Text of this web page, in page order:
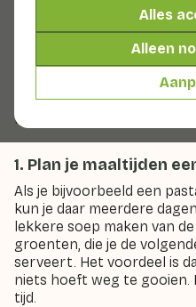
Alles
Alleen
we vaak snel tussendoor.
op tafel wilt zetten, wordt
ben je eerder geneigd om
fastfood of snacks in te
niet nodig want een
moeilijk als het lijkt. Het is
plannen.
1. Plan je maaltijden
Als je bijvoorbeeld een
kun je daar meerdere
lekkere soep maken van
groenten, die je de
serveert. Het voordeel is
niets hoeft weg te gooien.
tijd.